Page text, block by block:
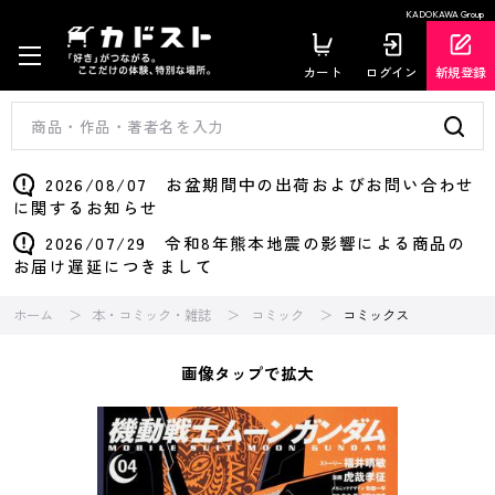
KADOKAWA Group
カート ログイン 新規登録
2026/08/07 お盆期間中の出荷およびお問い合わせ
に関するお知らせ
2026/07/29 令和8年熊本地震の影響による商品の
お届け遅延につきまして
ホーム 本・コミック・雑誌 コミック コミックス
画像タップで拡大